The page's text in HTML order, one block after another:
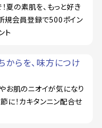
夏の素肌を、もっと好き
規会員登録で500ポイン
ト
からを、味方につけ
お肌のニオイが気になり
に！カキタンニン配合せ